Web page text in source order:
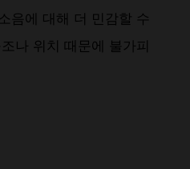
음에 대해 더 민감할 수
나 위치 때문에 불가피